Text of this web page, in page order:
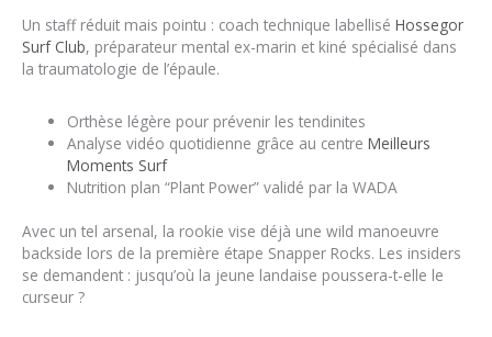
Un staff réduit mais pointu : coach technique labellisé Hossegor
Surf Club, préparateur mental ex-marin et kiné spécialisé dans
la traumatologie de l’épaule.
Orthèse légère pour prévenir les tendinites
Analyse vidéo quotidienne grâce au centreMeilleurs
Moments Surf
Nutrition plan “Plant Power” validé par la WADA
Avec un tel arsenal, la rookie vise déjà une wild manoeuvre
backside lors de la première étape Snapper Rocks. Les insiders
se demandent : jusqu’où la jeune landaise poussera-t-elle le
curseur ?